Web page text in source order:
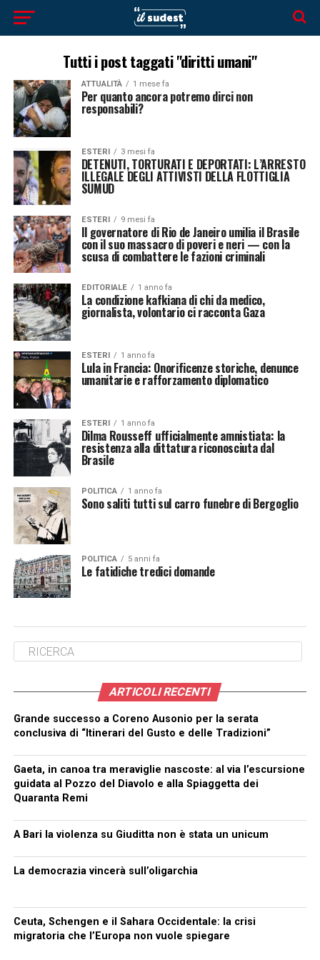
Tutti i post taggati "diritti umani"
ATTUALITÀ 1 mese fa
Per quanto ancora potremo dirci non
responsabili?
ESTERI 3 mesi fa
DETENUTI, TORTURATI E DEPORTATI: L’ARRESTO
ILLEGALE DEGLI ATTIVISTI DELLA FLOTTIGLIA
SUMUD
ESTERI 9 mesi fa
Il governatore di Rio de Janeiro umilia il Brasile
con il suo massacro di poveri e neri — con la
scusa di combattere le fazioni criminali
EDITORIALE 1 anno fa
La condizione kafkiana di chi da medico,
giornalista, volontario ci racconta Gaza
ESTERI 1 anno fa
Lula in Francia: Onorificenze storiche, denunce
umanitarie e rafforzamento diplomatico
ESTERI 1 anno fa
Dilma Rousseff ufficialmente amnistiata: la
resistenza alla dittatura riconosciuta dal
Brasile
POLITICA 1 anno fa
Sono saliti tutti sul carro funebre di Bergoglio
POLITICA 5 anni fa
Le fatidiche tredici domande
ARTICOLI RECENTI
Grande successo a Coreno Ausonio per la serata
conclusiva di “Itinerari del Gusto e delle Tradizioni”
Gaeta, in canoa tra meraviglie nascoste: al via l’escursione
guidata al Pozzo del Diavolo e alla Spiaggetta dei
Quaranta Remi
A Bari la violenza su Giuditta non è stata un unicum
La democrazia vincerà sull’oligarchia
Ceuta, Schengen e il Sahara Occidentale: la crisi
migratoria che l’Europa non vuole spiegare